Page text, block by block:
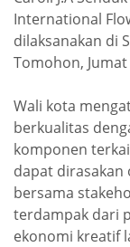
International
dilaksanakan di
Tomohon,
Wali kota
berkualitas
komponen
dapat dirasakan
bersama
terdampak dari
ekonomi kreatif